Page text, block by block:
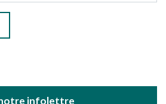
infolettre